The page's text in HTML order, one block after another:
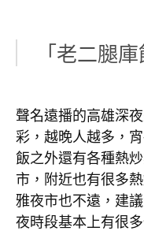
「老二腿
聲名遠播的高雄深
彩，越晚人越多，
飯之外還有各種熱
市，附近也有很多
雅夜市也不遠，建
夜時段基本上有很